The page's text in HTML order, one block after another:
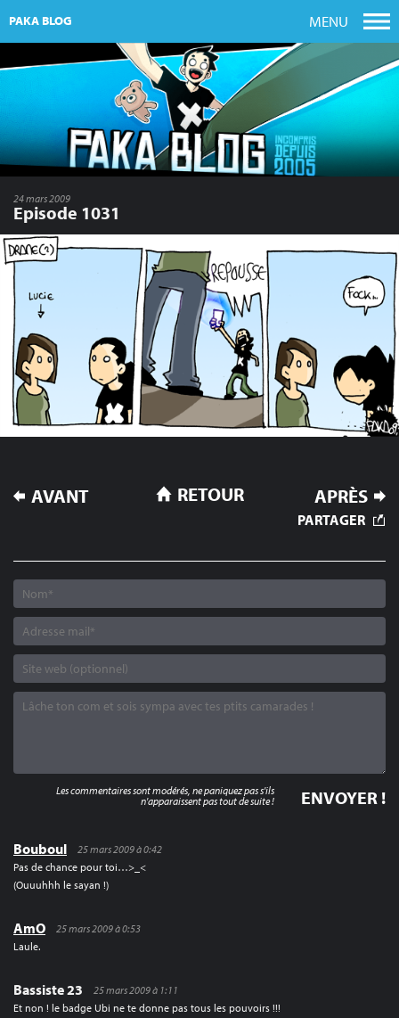
PAKA BLOG MENU
24 mars 2009
Episode 1031
NAVIGATION
DE
AVANT APRÈS
RETOUR
PARTAGER
Bouboul
25 mars 2009 à 0:42
Pas de chance pour toi…>_<
(Ouuuhhh le sayan !)
AmO
25 mars 2009 à 0:53
Laule.
Bassiste 23
25 mars 2009 à 1:11
Et non ! le badge Ubi ne te donne pas tous les pouvoirs !!!
Les commentaires sont modérés, ne paniquez pas s'ils
n'apparaissent pas tout de suite !